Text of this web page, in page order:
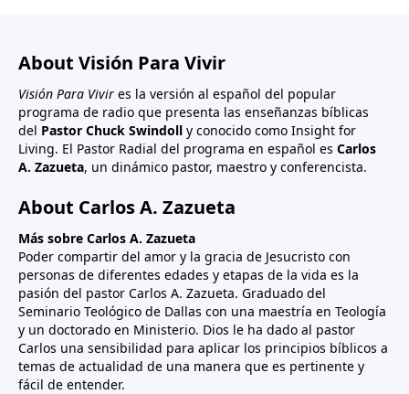
About Visión Para Vivir
Visión Para Vivir es la versión al español del popular
programa de radio que presenta las enseñanzas bíblicas
del Pastor Chuck Swindoll y conocido como Insight for
Living. El Pastor Radial del programa en español es Carlos
A. Zazueta, un dinámico pastor, maestro y conferencista.
About Carlos A. Zazueta
Más sobre Carlos A. Zazueta
Poder compartir del amor y la gracia de Jesucristo con
personas de diferentes edades y etapas de la vida es la
pasión del pastor Carlos A. Zazueta. Graduado del
Seminario Teológico de Dallas con una maestría en Teología
y un doctorado en Ministerio. Dios le ha dado al pastor
Carlos una sensibilidad para aplicar los principios bíblicos a
temas de actualidad de una manera que es pertinente y
fácil de entender.